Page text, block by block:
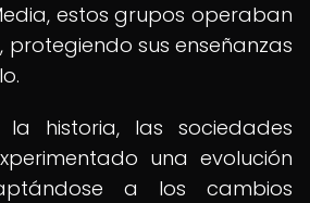
estos grupos operaban
protegiendo sus enseñanzas
historia, las sociedades
una evolución
a los cambios